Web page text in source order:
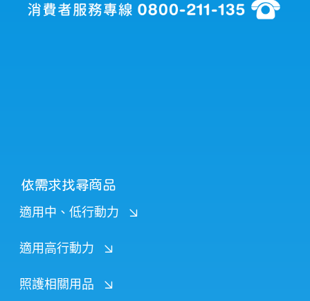
依需求找尋商品
適用中、低行動力
適用高行動力
照護相關用品